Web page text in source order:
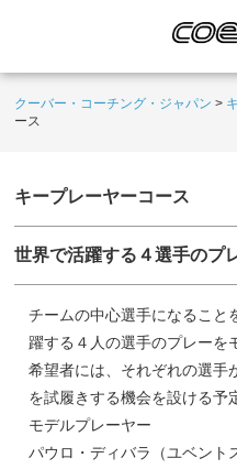
クーバー・コーチング・ジャパン >
ース
キープレーヤーコース
世界で活躍する４選手のプ
チームの中心選手になること
躍する４人の選手のプレーを
希望者には、それぞれの選手
を試履きする機会を設ける予
モデルプレーヤー
パウロ・ディバラ（ユベント